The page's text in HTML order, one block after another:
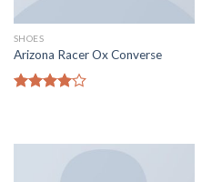
SHOES
Arizona Racer Ox Converse